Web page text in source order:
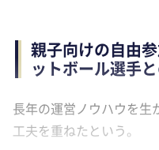
親子向けの自由
ットボール選手
長年の運営ノウハウを生
工夫を重ねたという。